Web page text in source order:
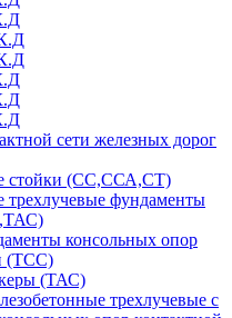
сети железных дорог
стойки (СС,ССА,СТ)
трехлучевые фундаменты
консольных опор
(ТСС)
(ТАС)
трехлучевые с